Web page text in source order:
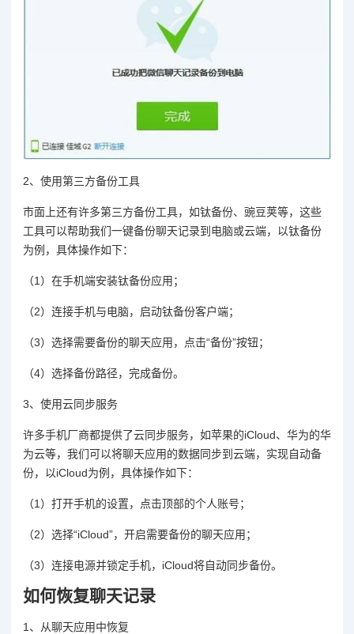
2、使用第三方备份工具
市面上还有许多第三方备份工具，如钛备份、豌豆荚等，这些
工具可以帮助我们一键备份聊天记录到电脑或云端，以钛备份
为例，具体操作如下：
（1）在手机端安装钛备份应用；
（2）连接手机与电脑，启动钛备份客户端；
（3）选择需要备份的聊天应用，点击“备份”按钮；
（4）选择备份路径，完成备份。
3、使用云同步服务
许多手机厂商都提供了云同步服务，如苹果的iCloud、华为的华
为云等，我们可以将聊天应用的数据同步到云端，实现自动备
份，以iCloud为例，具体操作如下：
（1）打开手机的设置，点击顶部的个人账号；
（2）选择“iCloud”，开启需要备份的聊天应用；
（3）连接电源并锁定手机，iCloud将自动同步备份。
如何恢复聊天记录
1、从聊天应用中恢复